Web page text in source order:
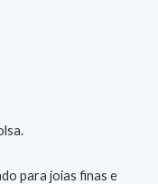
para joias finas e